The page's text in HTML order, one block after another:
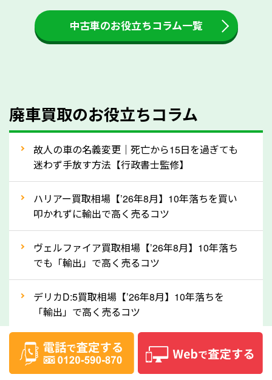
付金をお客様に返還しない業者もあります。廃車査定
をする際には、自動車税の還付金の返還があるかどう
かを確認するようにしてください。熊本県のソコカラ
人気の車種は廃車の状態でも、高価買取が可能です。
産車は高く買取が可能です。「廃車＝買取できない」
なら廃車の車も適正価格で買取できます。他社で買取
拒否となった車も価格がつく可能性があるので、諦め
ずに熊本県の「ソコカラ」にご相談ください。古い車
でも高価買取が可能なケースは珍しくないため、まず
はWebで簡単にできる無料査定をお試しください。
実績」で確認できます。
⑤車内の簡単な清掃で買取価格アップも！
しばらく乗っていない車は、車内のシートや座席の下
が汚れていることも多いです。シミや汚れが付着して
中古車のお役立ちコラム一覧
廃車買取のお役立ちコラム
故人の車の名義変更｜死亡から15日を過ぎても
迷わず手放す方法【行政書士監修】
ハリアー買取相場【’26年8月】10年落ちを買い
叩かれずに輸出で高く売るコツ
ヴェルファイア買取相場【’26年8月】10年落ち
でも「輸出」で高く売るコツ
デリカD:5買取相場【’26年8月】10年落ちを
「輸出」で高く売るコツ
【2026年8月】車査定は個人情報なし・電話な
し！登録不要で相場がわかるシミュレーション